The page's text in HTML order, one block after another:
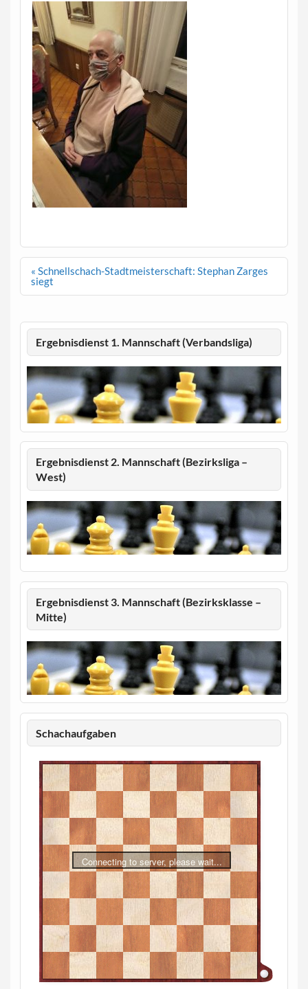
Beitragsnavigation
« Schnellschach-Stadtmeisterschaft: Stephan Zarges
siegt
Ergebnisdienst 1. Mannschaft (Verbandsliga)
Ergebnisdienst 2. Mannschaft (Bezirksliga –
West)
Ergebnisdienst 3. Mannschaft (Bezirksklasse –
Mitte)
Schachaufgaben